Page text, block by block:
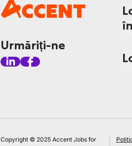
Urmăriți-ne
Copyright © 2025 Accent Jobs for